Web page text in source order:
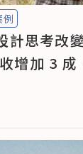
例
計思考改
增加 3 成